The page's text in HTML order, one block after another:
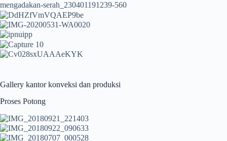
Gallery kantor konveksi dan produksi
Proses Potong